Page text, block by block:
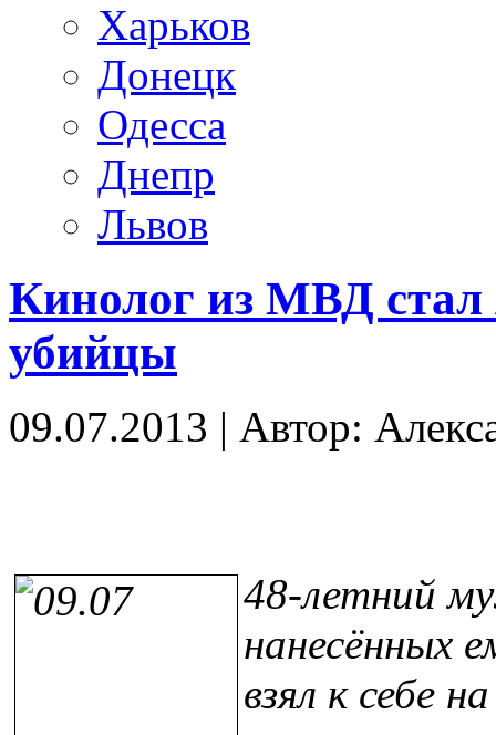
Харьков
Донецк
Одесса
Днепр
Львов
Кинолог из МВД стал
убийцы
09.07.2013 | Автор:
48-летний
нанесённых
взял к себе